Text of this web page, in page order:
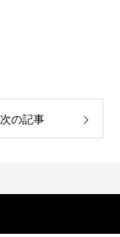
次の記事